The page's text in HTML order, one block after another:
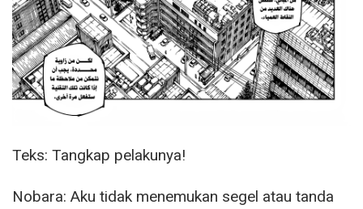
Teks: Tangkap pelakunya!
Nobara: Aku tidak menemukan segel atau tanda